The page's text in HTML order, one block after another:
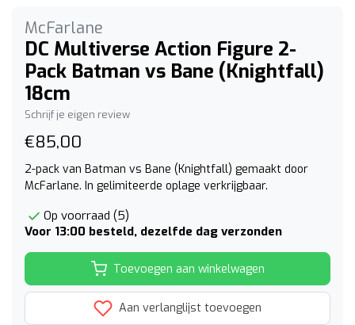
McFarlane
DC Multiverse Action Figure 2-
Pack Batman vs Bane (Knightfall)
18cm
Schrijf je eigen review
€85,00
2-pack van Batman vs Bane (Knightfall) gemaakt door
McFarlane. In gelimiteerde oplage verkrijgbaar.
Op voorraad (5)
Voor 13:00 besteld, dezelfde dag verzonden
Toevoegen aan winkelwagen
Aan verlanglijst toevoegen